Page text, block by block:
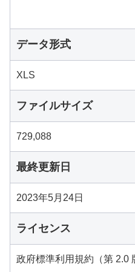
データ形式
XLS
ファイルサイズ
729,088
最終更新日
2023年5月24日
ライセンス
政府標準利用規約（第 2.0